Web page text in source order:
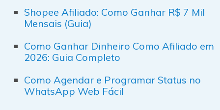
Shopee Afiliado: Como Ganhar R$ 7 Mil
Mensais (Guia)
Como Ganhar Dinheiro Como Afiliado em
2026: Guia Completo
Como Agendar e Programar Status no
WhatsApp Web Fácil